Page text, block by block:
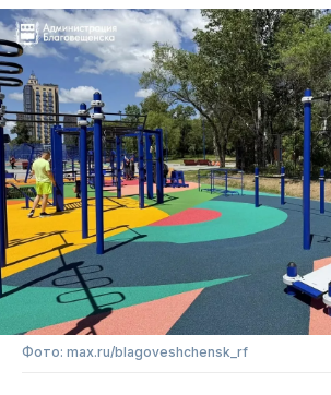
Фото: max.ru/blagoveshchensk_rf